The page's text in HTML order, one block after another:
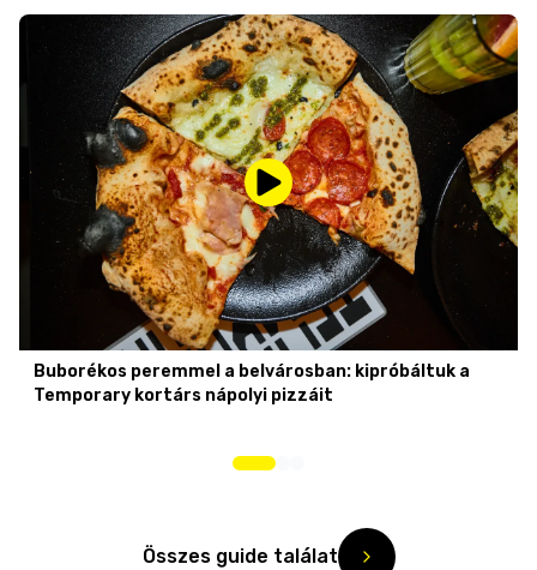
Buborékos peremmel a belvárosban: kipróbáltuk a
Temporary kortárs nápolyi pizzáit
Összes guide találat